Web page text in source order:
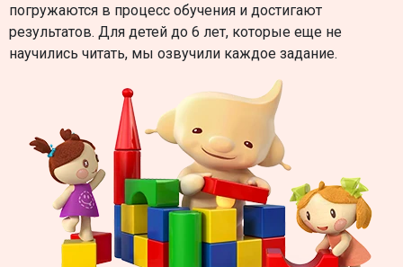
погружаются в процесс обучения и достигают
результатов. Для детей до 6 лет, которые еще не
научились читать, мы озвучили каждое задание.